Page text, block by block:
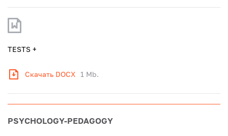
TESTS +
Скачать DOCX 1 Mb.
PSYCHOLOGY-PEDAGOGY